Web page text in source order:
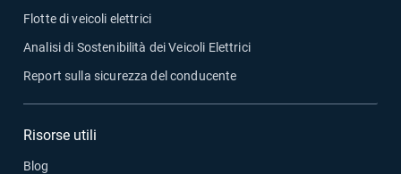
Flotte di veicoli elettrici
Analisi di Sostenibilità dei Veicoli Elettrici
Report sulla sicurezza del conducente
Risorse utili
Blog